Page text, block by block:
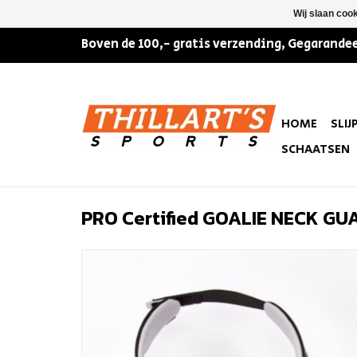
Boven de 100,- gratis verzending,
HOME
SCHAATSEN
PRO Certified GOALIE NECK
Wij slaan